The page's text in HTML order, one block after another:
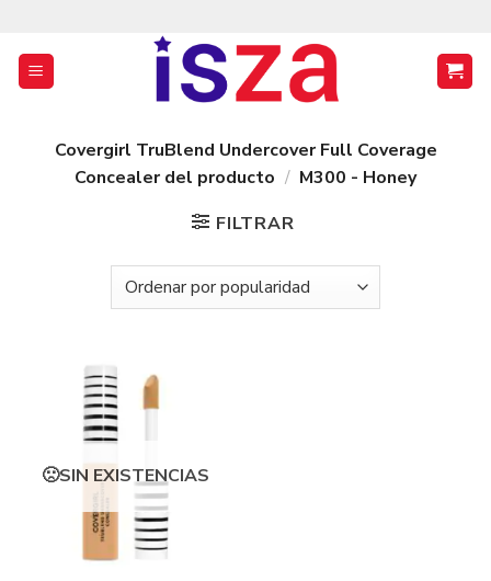
contenido
Covergirl TruBlend Undercover Full Coverage
Concealer del producto / M300 - Honey
FILTRAR
SIN EXISTENCIAS